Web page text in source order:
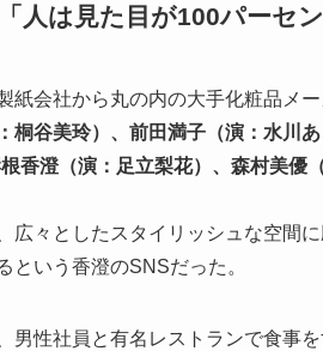
人は見た目が100パーセ
紙会社から丸の内の大手化粧品メ
桐谷美玲）、前田満子（演：水川
香澄（演：足立梨花）、森村美優
広々としたスタイリッシュな空間
という香澄のSNSだった。
男性社員と有名レストランで食事